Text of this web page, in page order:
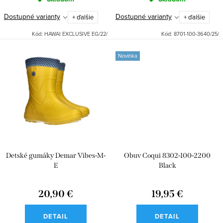
v
Dostupné varianty
+ ďalšie
Kód: HAWAI EXCLUSIVE EG/22/
Dostupné varianty
+ ďalšie
Kód: 8701-100-3640/25/
Detské gumáky Demar Vibes-M-
E
20,90 €
DETAIL
Novinka
Obuv Coqui 8302-100-2200
Black
19,95 €
DETAIL